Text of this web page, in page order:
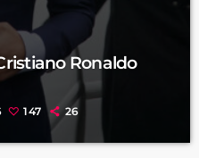
Ronaldo
147 26